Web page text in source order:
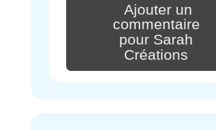
Ajouter un
commentaire
pour Sarah
Créations